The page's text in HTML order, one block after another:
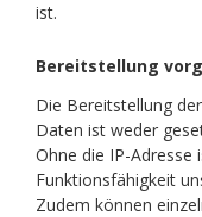
ist.
Bereitstellung
Die Bereitstellung
Daten ist weder
Ohne die IP-
Funktionsfähigkeit
Zudem können